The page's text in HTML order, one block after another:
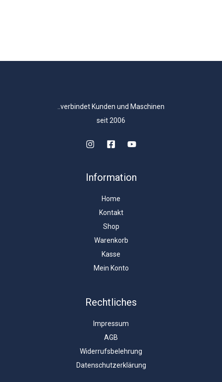
..verbindet Kunden und Maschinen
seit 2006
Information
Home
Kontakt
Shop
Warenkorb
Kasse
Mein Konto
Rechtliches
Impressum
AGB
Widerrufsbelehrung
Datenschutzerklärung